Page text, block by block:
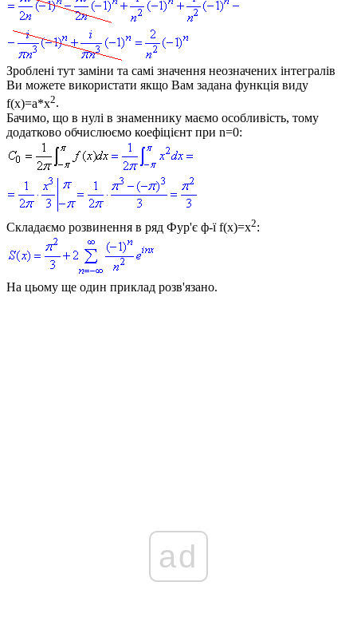
Зроблені тут заміни та самі значення неозначених інтегралів
Ви можете використати якщо Вам задана функція виду
f(x)=a*x2.
Бачимо, що в нулі в знаменнику маємо особливість, тому
додатково обчислюємо коефіцієнт при n=0:
Складаємо розвинення в ряд Фур'є ф-їf(x)=x2:
На цьому ще один приклад розв'язано.
ad